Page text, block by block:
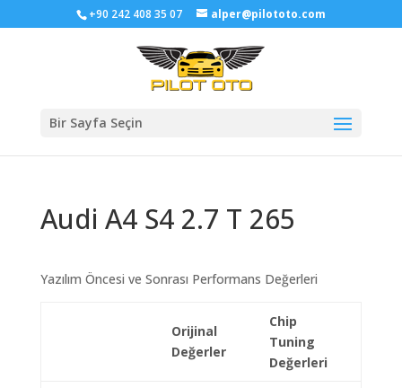
+90 242 408 35 07 alper@pilototo.com
Bir Sayfa Seçin
Audi A4 S4 2.7 T 265
Yazılım Öncesi ve Sonrası Performans Değerleri
Orijinal
Değerler
Chip
Tuning
Değerleri